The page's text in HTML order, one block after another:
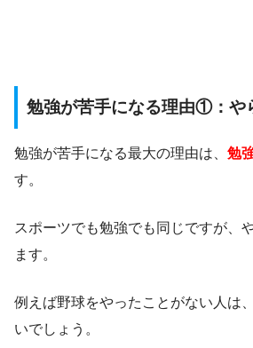
勉強が苦手になる理由①：や
勉強が苦手になる最大の理由は、 勉
す。
スポーツでも勉強でも同じですが、
ます。
例えば野球をやったことがない人は
いでしょう。